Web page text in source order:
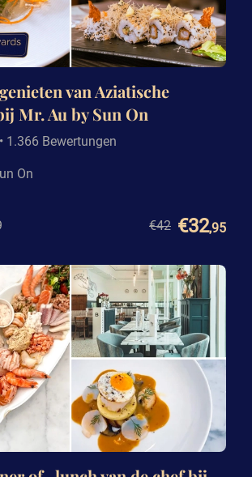
van Aziatische
Mr. Au by Sun On
• 1.366 Bewertungen
On
€42 €32,95